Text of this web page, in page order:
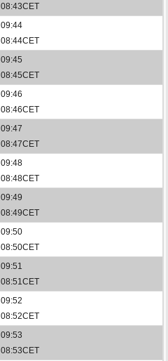
08:43CET
09:44
08:44CET
09:45
08:45CET
09:46
08:46CET
09:47
08:47CET
09:48
08:48CET
09:49
08:49CET
09:50
08:50CET
09:51
08:51CET
09:52
08:52CET
09:53
08:53CET